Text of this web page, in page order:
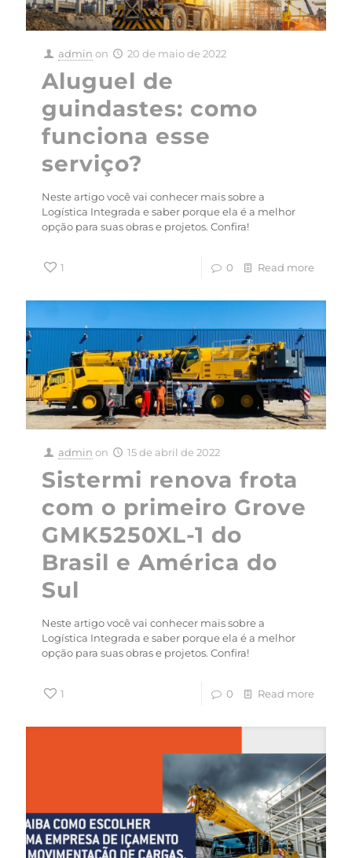
admin on 20 de maio de 2022
Aluguel de
guindastes: como
funciona esse
serviço?
Neste artigo você vai conhecer mais sobre a
Logística Integrada e saber porque ela é a melhor
opção para suas obras e projetos. Confira!
1 0 Read more
admin on 15 de abril de 2022
Sistermi renova frota
com o primeiro Grove
GMK5250XL-1 do
Brasil e América do
Sul
Neste artigo você vai conhecer mais sobre a
Logística Integrada e saber porque ela é a melhor
opção para suas obras e projetos. Confira!
1 0 Read more